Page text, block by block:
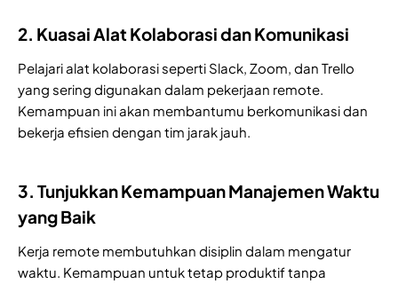
2. Kuasai Alat Kolaborasi dan Komunikasi
Pelajari alat kolaborasi seperti Slack, Zoom, dan Trello
yang sering digunakan dalam pekerjaan remote.
Kemampuan ini akan membantumu berkomunikasi dan
bekerja efisien dengan tim jarak jauh.
3. Tunjukkan Kemampuan Manajemen Waktu
yang Baik
Kerja remote membutuhkan disiplin dalam mengatur
waktu. Kemampuan untuk tetap produktif tanpa